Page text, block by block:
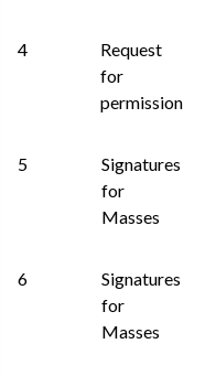
4
Request
for
permission
5
Signatures
for
Masses
6
Signatures
for
Masses